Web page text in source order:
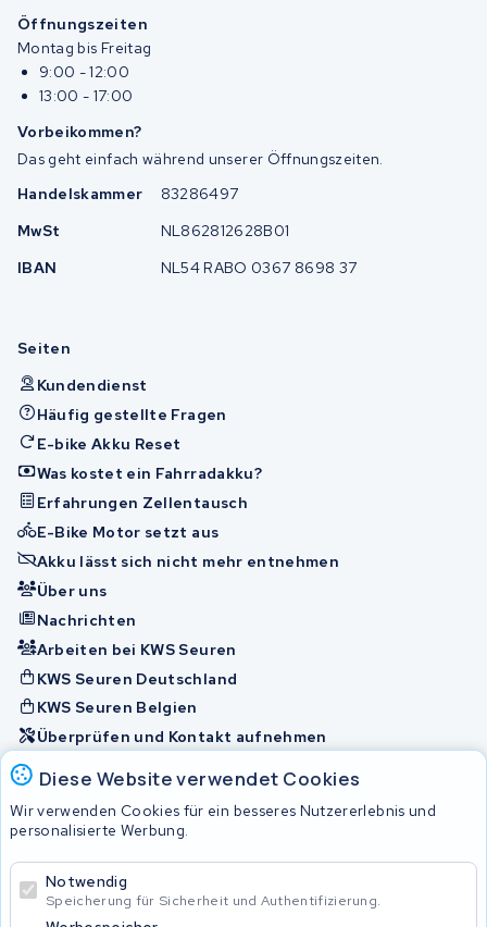
Diese Website verwendet Cookies
Wir verwenden Cookies für ein besseres Nutzererlebnis und
personalisierte Werbung.
Notwendig
Speicherung für Sicherheit und Authentifizierung.
Öffnungszeiten
Montag bis Freitag
9:00 - 12:00
13:00 - 17:00
Vorbeikommen?
Das geht einfach während unserer Öffnungszeiten.
Handelskammer
83286497
MwSt
NL862812628B01
IBAN
NL54 RABO 0367 8698 37
Seiten
Kundendienst
Häufig gestellte Fragen
E-bike Akku Reset
Was kostet ein Fahrradakku?
Erfahrungen Zellentausch
E-Bike Motor setzt aus
Akku lässt sich nicht mehr entnehmen
Über uns
Nachrichten
Arbeiten bei KWS Seuren
KWS Seuren Deutschland
KWS Seuren Belgien
Überprüfen und Kontakt aufnehmen
Allgemeine Geschäftsbedingungen